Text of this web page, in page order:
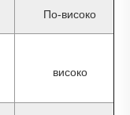
По-високо
високо